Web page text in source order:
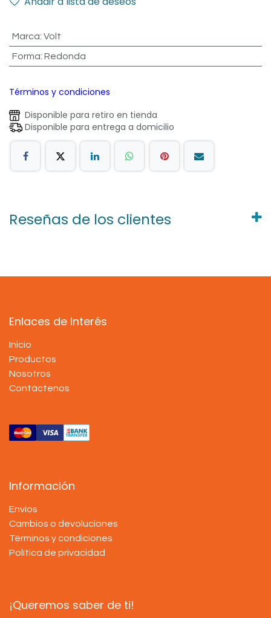
Marca: Volt
Forma: Redonda
Términos y condiciones
Disponible para retiro en tienda
Disponible para entrega a domicilio
Reseñas de los clientes
Enlaces de Interés
Inicio
Productos
Nosotros
Contáctenos
Información
Envíos
Cambios o devoluciones
Términos y condiciones
Política de privacidad
¡Queremos saber de ti!